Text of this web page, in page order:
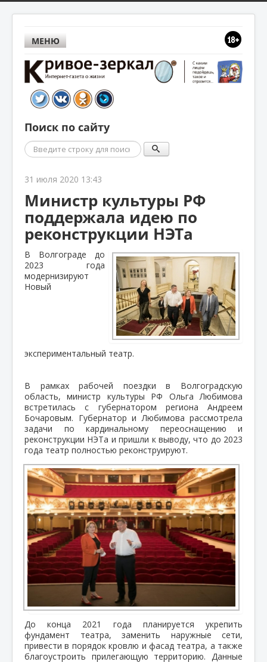
МЕНЮ
Поиск по сайту
Поиск
31 июля 2020 13:43
Министр культуры РФ
поддержала идею по
реконструкции НЭТа
В Волгограде до
2023 года
модернизируют
Новый
экспериментальный театр.
В рамках рабочей поездки в Волгоградскую
область, министр культуры РФ Ольга Любимова
встретилась с губернатором региона Андреем
Бочаровым. Губернатор и Любимова рассмотрела
задачи по кардинальному переоснащению и
реконструкции НЭТа и пришли к выводу, что до 2023
года театр полностью реконструируют.
До конца 2021 года планируется укрепить
фундамент театра, заменить наружные сети,
привести в порядок кровлю и фасад театра, а также
благоустроить прилегающую территорию. Данные